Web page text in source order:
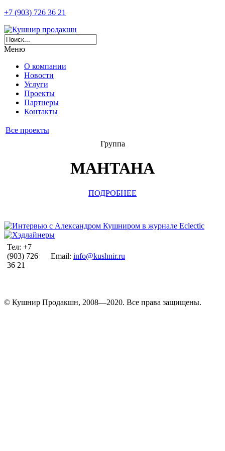
+7 (903) 726 36 21
Меню
О компании
Новости
Услуги
Проекты
Партнеры
Контакты
Все проекты
Группа
МАНТАНА
ПОДРОБНЕЕ
Тел: +7
(903) 726
36 21
Email: info@kushnir.ru
© Кушнир Продакшн, 2008—2020. Все права защищены.